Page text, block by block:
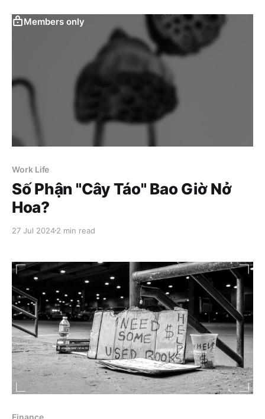
Members only
Work Life
Số Phận "Cây Táo" Bao Giờ Nở
Hoa?
27 Jul 20242 min read